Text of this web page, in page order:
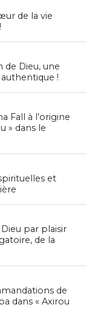
de la vie
de Dieu, une
!
Fall à l’origine
» dans le
et
Dieu par plaisir
de la
de
dans « Axirou